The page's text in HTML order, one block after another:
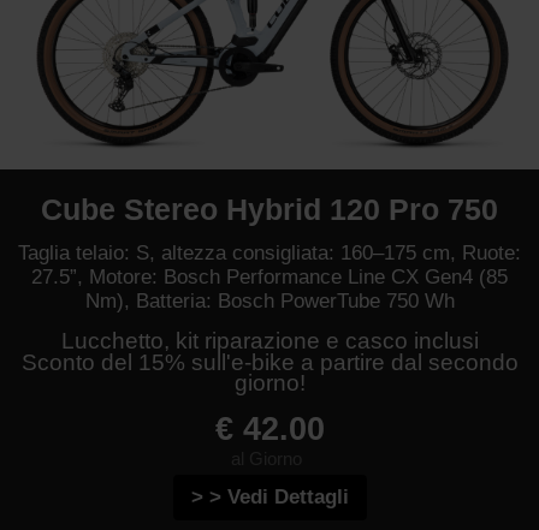
Cube Stereo Hybrid 120 Pro 750
Taglia telaio: S, altezza consigliata: 160–175 cm, Ruote:
27.5”, Motore: Bosch Performance Line CX Gen4 (85
Nm), Batteria: Bosch PowerTube 750 Wh
Lucchetto, kit riparazione e casco inclusi
Sconto del 15% sull'e-bike a partire dal secondo
giorno!
€ 42.00
> > Vedi Dettagli